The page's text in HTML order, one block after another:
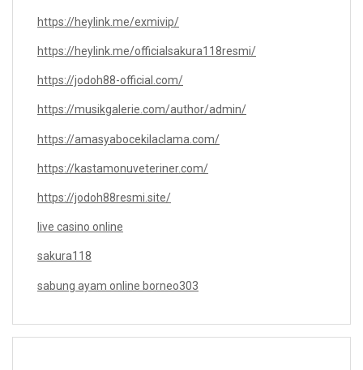
https://heylink.me/exmivip/
https://heylink.me/officialsakura118resmi/
https://jodoh88-official.com/
https://musikgalerie.com/author/admin/
https://amasyabocekilaclama.com/
https://kastamonuveteriner.com/
https://jodoh88resmi.site/
live casino online
sakura118
sabung ayam online borneo303